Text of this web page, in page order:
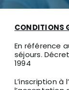
CONDITIONS
En référence
séjours.
1994
L’inscription à